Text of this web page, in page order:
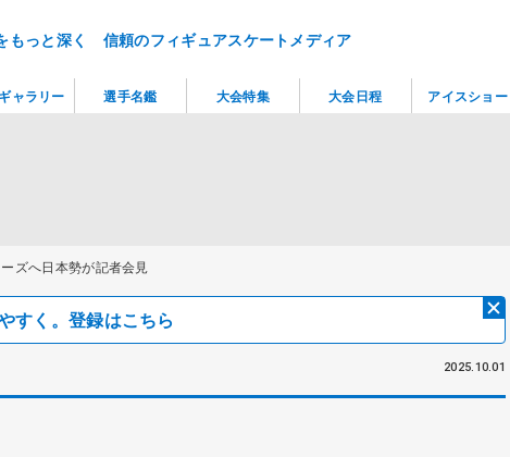
もっと深く 信頼のフィギュアスケートメディア
ズへ日本勢が記者会見
すく。登録はこちら
2025.10.01
ャラリー 選手名鑑 大会特集 大会日程 アイスショー